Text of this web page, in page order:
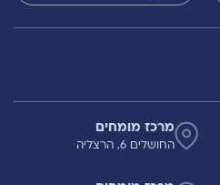
מרכז מומחים
החושלים 6, הרצליה